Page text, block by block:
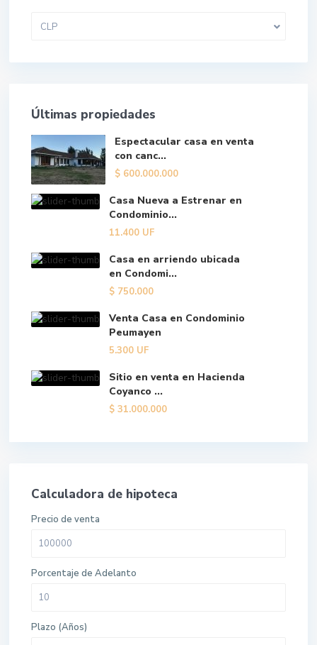
CLP
Últimas propiedades
Espectacular casa en venta
con canc...
$ 600.000.000
Casa Nueva a Estrenar en
Condominio...
11.400 UF
Casa en arriendo ubicada
en Condomi...
$ 750.000
Venta Casa en Condominio
Peumayen
5.300 UF
Sitio en venta en Hacienda
Coyanco ...
$ 31.000.000
Calculadora de hipoteca
Precio de venta
Porcentaje de Adelanto
Plazo (Años)